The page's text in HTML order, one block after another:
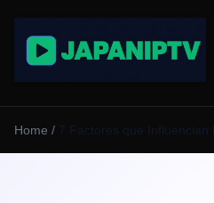
Home / 7 Factores que Influencian